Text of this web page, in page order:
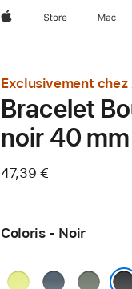
AppleStore Mac
Exclusivement chez
Bracelet
noir 40
47,39 €
Coloris - Noir
JauneBleu
Gris